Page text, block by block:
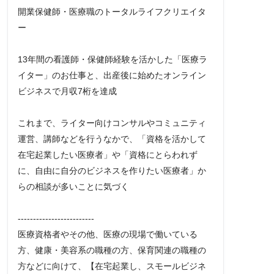
開業保健師・医療職のトータルライフクリエイタ
ー
13年間の看護師・保健師経験を活かした「医療ラ
イター」のお仕事と、出産後に始めたオンライン
ビジネスで月収7桁を達成
これまで、ライター向けコンサルやコミュニティ
運営、講師などを行うなかで、「資格を活かして
在宅起業したい医療者」や「資格にとらわれず
に、自由に自分のビジネスを作りたい医療者」か
らの相談が多いことに気づく
-------------------------
医療資格者やその他、医療の現場で働いている
方、健康・美容系の職種の方、保育関連の職種の
方などに向けて、【在宅起業し、スモールビジネ